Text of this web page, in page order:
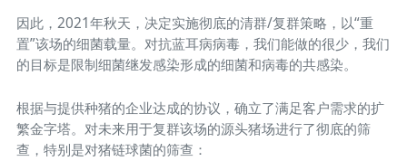
因此，2021年秋天，决定实施彻底的清群/复群策略，以“重
置”该场的细菌载量。对抗蓝耳病病毒，我们能做的很少，我们
的目标是限制细菌继发感染形成的细菌和病毒的共感染。
根据与提供种猪的企业达成的协议，确立了满足客户需求的扩
繁金字塔。对未来用于复群该场的源头猪场进行了彻底的筛
查，特别是对猪链球菌的筛查：